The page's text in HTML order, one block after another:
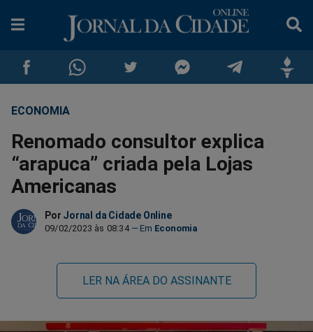
Compartilhar
no
Facebook
Compartilhar
no
Whatsapp
no
Twitter
no
no
ECONOMIA
Renomado consultor explica
“arapuca” criada pela Lojas
Americanas
Por Jornal da Cidade Online
09/02/2023 às 08:34 Economia
LER NA ÁREA DO ASSINANTE